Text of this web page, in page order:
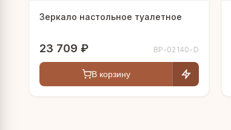
Зеркало настольное туалетное
23 709 ₽ BP-02140-D
В корзину